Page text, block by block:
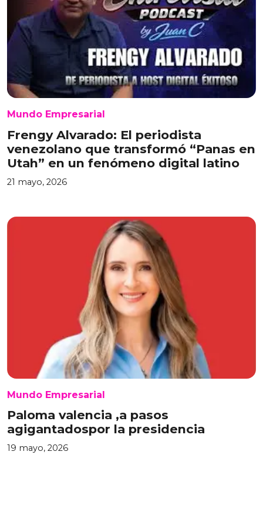
Mundo Empresarial
Frengy Alvarado: El periodista
venezolano que transformó “Panas en
Utah” en un fenómeno digital latino
21 mayo, 2026
Mundo Empresarial
Paloma valencia ,a pasos
agigantadospor la presidencia
19 mayo, 2026